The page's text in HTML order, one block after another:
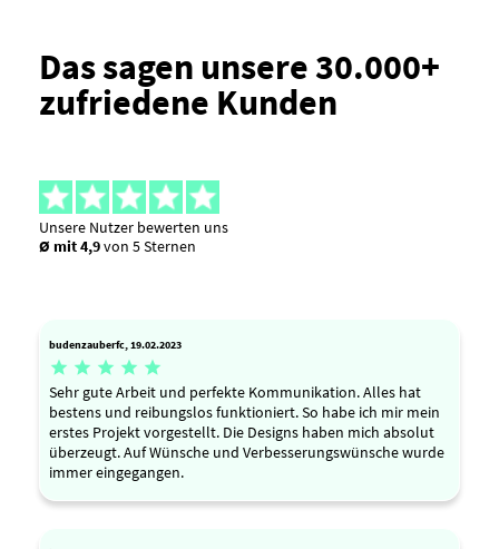
Das sagen unsere 30.000+
zufriedene Kunden
Unsere Nutzer bewerten uns
Ø mit 4,9von 5 Sternen
budenzauberfc, 19.02.2023
    
Sehr gute Arbeit und perfekte Kommunikation. Alles hat
bestens und reibungslos funktioniert. So habe ich mir mein
erstes Projekt vorgestellt. Die Designs haben mich absolut
überzeugt. Auf Wünsche und Verbesserungswünsche wurde
immer eingegangen.